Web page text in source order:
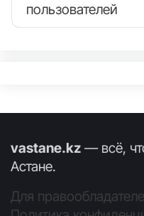
пользователей
vastane.kz — всё,
Астане.
Для